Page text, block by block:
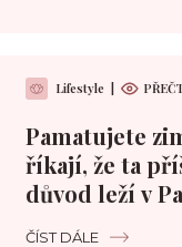
Lifestyle
Pamatujete
říkají, že ta
důvod leží v
ČÍST DÁLE